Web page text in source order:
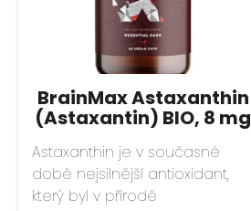
BrainMax Astaxanthin
(Astaxantin) BIO, 8 mg
Astaxanthin je v současné
době nejsilnější antioxidant,
který byl v přírodě